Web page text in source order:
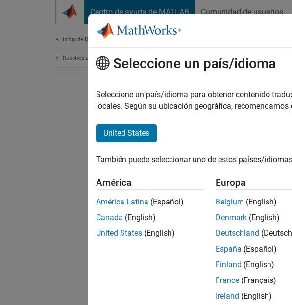
Centro de ayuda de MATLAB Comunidad de usuarios
Inicio de Documentación
Robotics and Autonomous SystemsSeleccione un país/idioma
Seleccione un país/idioma para obtener contenido
locales. Según su ubicación geográfica, recomendamos
United States
También puede seleccionar uno de estos países/
América
América Latina (Español)
Canada (English)
United States (English)
Europa
Belgium (English)
Denmark (English)
Deutschland
España (Español)
Finland (English)
France (Français)
Ireland (English)